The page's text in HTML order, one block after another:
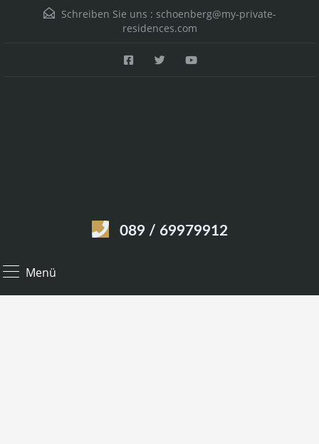
Schreiben Sie uns : schoenberg@my-private-
residences.com
089 / 69979912
Menü